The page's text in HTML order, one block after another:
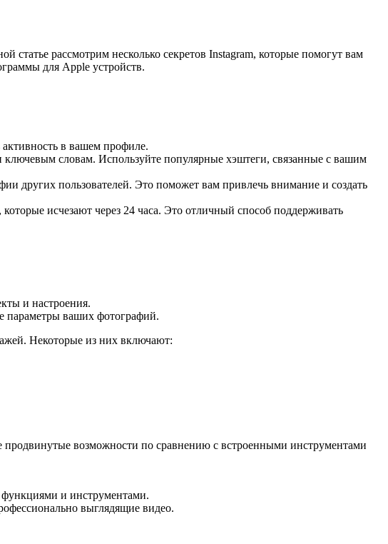
рассмотрим несколько секретов Instagram, которые помогут вам
для Apple устройств.
в вашем профиле.
словам. Используйте популярные хэштеги, связанные с вашим
других пользователей. Это поможет вам привлечь внимание и создать
исчезают через 24 часа. Это отличный способ поддерживать
и настроения.
параметры ваших фотографий.
Некоторые из них включают:
продвинутые возможности по сравнению с встроенными инструментами
функциями и инструментами.
выглядящие видео.